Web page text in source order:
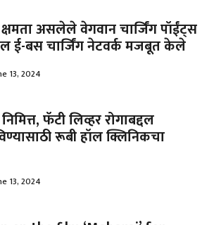
क्षमता असलेले वेगवान चार्जिंग पॉईंट्स
ई-बस चार्जिंग नेटवर्क मजबूत केले
13, 2024
फॅटी लिव्हर रोगाबद्दल
रूबी हॉल क्लिनिकचा
13, 2024